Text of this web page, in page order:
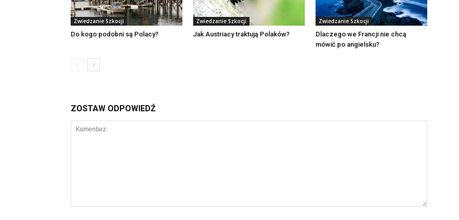
Zwiedzanie Szkocji
Do kogo podobni są Polacy?
Zwiedzanie Szkocji
Jak Austriacy traktują Polaków?
Zwiedzanie Szkocji
Dlaczego we Francji nie chcą
mówić po angielsku?
ZOSTAW ODPOWIEDŹ